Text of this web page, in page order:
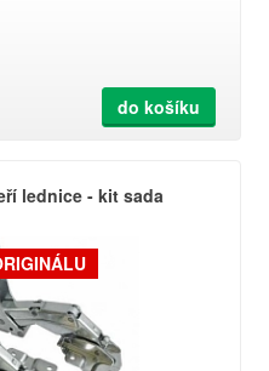
do košíku
lednice - kit sada